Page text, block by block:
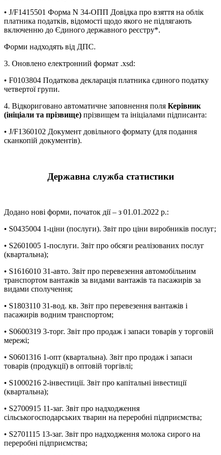
• J/F1415501 Форма N 34-ОПП Довідка про взяття на облік
платника податків, відомості щодо якого не підлягають
включенню до Єдиного державного реєстру*.
Форми надходять від ДПС.
3. Оновлено електронний формат .xsd:
• F0103804 Податкова декларація платника єдиного податку
четвертої групи.
4. Відкориговано автоматичне заповнення поля Керівник
(ініціали та прізвище) прізвищем та ініціалами підписанта:
• J/F1360102 Документ довільного формату (для подання
сканкопій документів).
Державна служба статистики
Додано нові форми, початок дії – з 01.01.2022 р.:
• S0435004 1-ціни (послуги). Звіт про ціни виробників послуг;
• S2601005 1-послуги. Звіт про обсяги реалізованих послуг
(квартальна);
• S1616010 31-авто. Звіт про перевезення автомобільним
транспортом вантажів за видами вантажів та пасажирів за
видами сполучення;
• S1803110 31-вод. кв. Звіт про перевезення вантажів і
пасажирів водним транспортом;
• S0600319 3-торг. Звіт про продаж і запаси товарів у торговій
мережі;
• S0601316 1-опт (квартальна). Звіт про продаж і запаси
товарів (продукції) в оптовій торгівлі;
• S1000216 2-інвестиції. Звіт про капітальні інвестиції
(квартальна);
• S2700915 11-заг. Звіт про надходження
сільськогосподарських тварин на переробні підприємства;
• S2701115 13-заг. Звіт про надходження молока сирого на
переробні підприємства;